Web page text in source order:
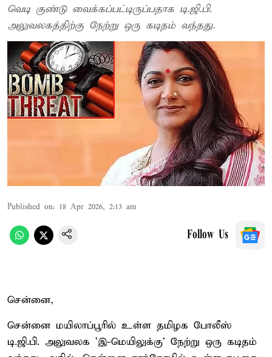
வெடி குண்டு வைக்கப்பட்டிருப்பதாக டி.ஜி.பி.
அலுவலகத்திற்கு நேற்று ஒரு கடிதம் வந்தது.
Published on: 18 Apr 2026, 2:13 am
Follow Us
சென்னை,
சென்னை மயிலாப்பூரில் உள்ள தமிழக போலீஸ்
டி.ஜி.பி. அலுவலக 'இ-மெயிலுக்கு' நேற்று ஒரு கடிதம்